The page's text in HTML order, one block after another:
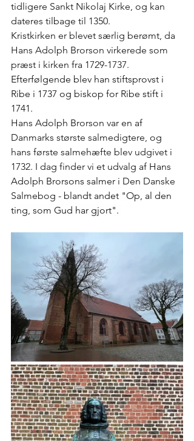
tidligere Sankt Nikolaj Kirke, og kan
dateres tilbage til 1350.
Kristkirken er blevet særlig berømt, da
Hans Adolph Brorson virkerede som
præst i kirken fra 1729-1737.
Efterfølgende blev han stiftsprovst i
Ribe i 1737 og biskop for Ribe stift i
1741.
Hans Adolph Brorson var en af
Danmarks største salmedigtere, og
hans første salmehæfte blev udgivet i
1732. I dag finder vi et udvalg af Hans
Adolph Brorsons salmer i Den Danske
Salmebog - blandt andet "Op, al den
ting, som Gud har gjort".